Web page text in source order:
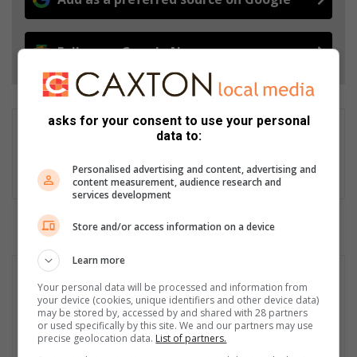
Follow on Google News
Christiaan Cloete
Vaalweekblad. Email: christiaan@mooivaal.co.za
asks for your consent to use your personal
data to:
Personalised advertising and content, advertising and
content measurement, audience research and
services development
Store and/or access information on a device
Learn more
Your personal data will be processed and information from
your device (cookies, unique identifiers and other device data)
may be stored by, accessed by and shared with 28 partners
or used specifically by this site. We and our partners may use
precise geolocation data. List of partners.